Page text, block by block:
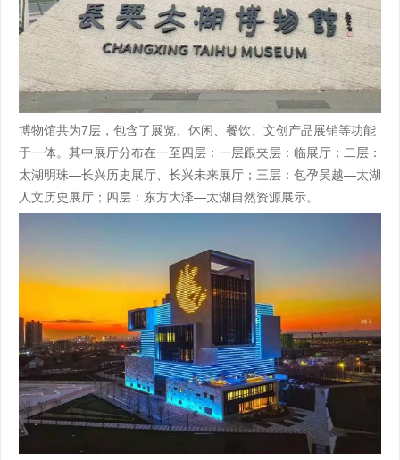
博物馆共为7层，包含了展览、休闲、餐饮、文创产品展销等功能
于一体。其中展厅分布在一至四层：一层跟夹层：临展厅；二层：
太湖明珠—长兴历史展厅、长兴未来展厅；三层：包孕吴越—太湖
人文历史展厅；四层：东方大泽—太湖自然资源展示。